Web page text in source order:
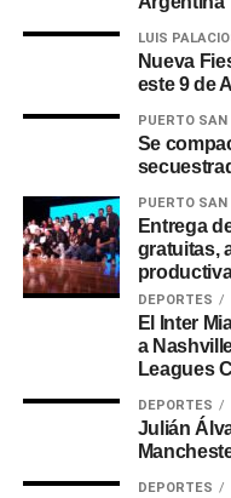
explicó que el
ministro». Respecto a
que «empleado que
que un argentino abone
0 0
LUIS
Nueva
este 9 de
PUERTO
Se
PUERTO
Entrega
gratuitas,
DEPORTES
El Inter
a
Leagues
DEPORTES
Julián
DEPORTES